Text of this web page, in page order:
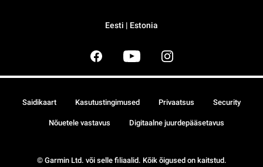
Eesti | Estonia
© Garmin Ltd. või selle filiaalid. Kõik õigused on kaitstud.
Saidikaart Kasutustingimused Privaatsus Security
Nõuetele vastavus Digitaalne juurdepääsetavus